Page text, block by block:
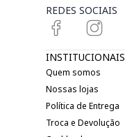
REDES SOCIAIS
INSTITUCIONAIS
Quem somos
Nossas lojas
Política de Entrega
Troca e Devolução